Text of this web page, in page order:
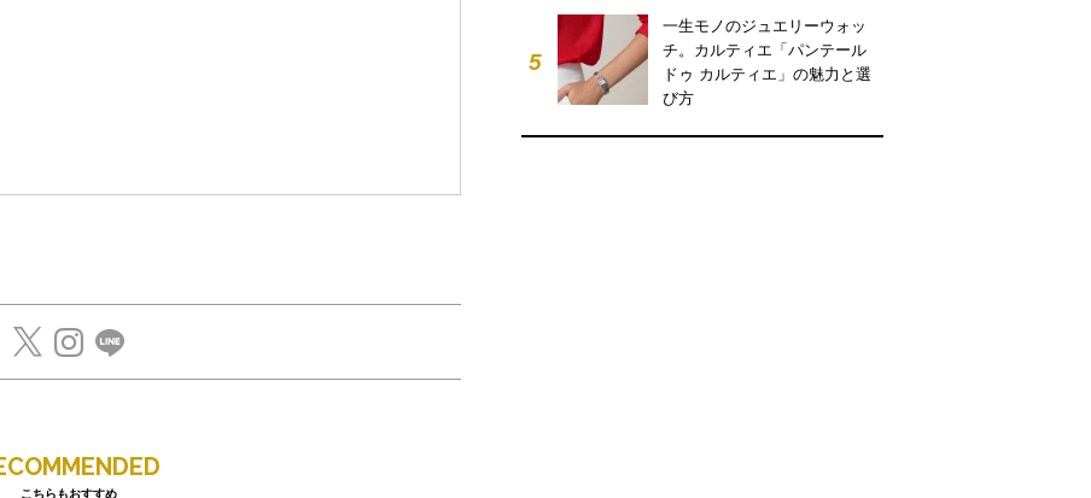
こちらもおすすめ
5
一生モノのジュエリーウォッ
チ。カルティエ「パンテール
ドゥ カルティエ」の魅力と選
び方